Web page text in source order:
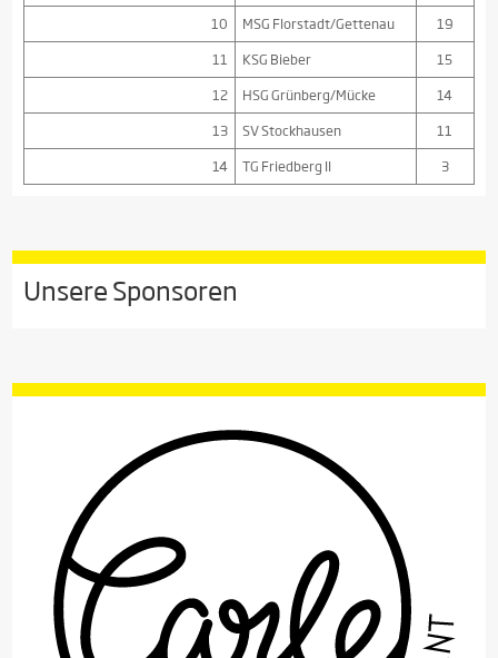
10
MSG Florstadt/Gettenau
19
11
KSG Bieber
15
12
HSG Grünberg/Mücke
14
13
SV Stockhausen
11
14
TG Friedberg II 3
Unsere Sponsoren